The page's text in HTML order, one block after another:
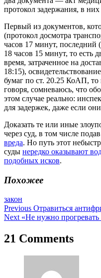
протокол задержания, в них
Первый из документов,
(протокол досмотра
часов 17 минут,
18 часов 15 минут, то есть
время, затраченное на
18:15),
бумаг по ст. 20.25 КоАП, то
говоря, сомневаюсь, что
этом случае реально:
для задержек, даже если
Доказать те или иные
через суд, в том числе
вреда. Но путь этот
суды нередко оказывают
подобных исков.
Похожее
закон
Навигация
по
записям
Previous Отравиться
Next «Не нужно
21 Comments